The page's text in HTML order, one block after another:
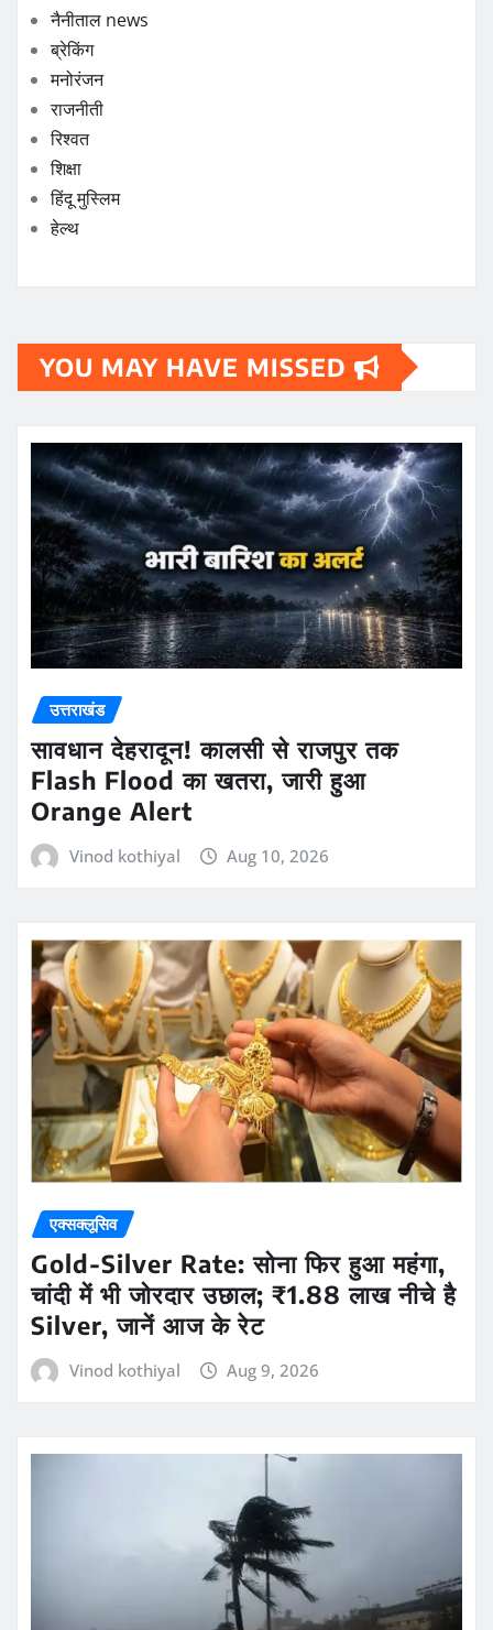
नैनीताल news
ब्रेकिंग
मनोरंजन
राजनीती
रिश्वत
शिक्षा
हिंदू मुस्लिम
हेल्थ
YOU MAY HAVE MISSED
उत्तराखंड
सावधान देहरादून! कालसी से राजपुर तक
Flash Flood का खतरा, जारी हुआ
Orange Alert
Vinod kothiyal Aug 10, 2026
एक्सक्लूसिव
Gold-Silver Rate: सोना फिर हुआ महंगा,
चांदी में भी जोरदार उछाल; ₹1.88 लाख नीचे है
Silver, जानें आज के रेट
Vinod kothiyal Aug 9, 2026